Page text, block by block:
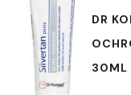
DR
30ML